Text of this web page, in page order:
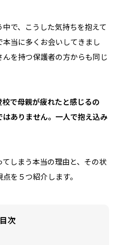
で、こうした気持ちを抱えて
当に多くお会いしてきまし
を持つ保護者の方からも同じ
で母親が疲れたと感じるの
ありません。一人で抱え込み
しまう本当の理由と、その状
を５つ紹介します。
目次